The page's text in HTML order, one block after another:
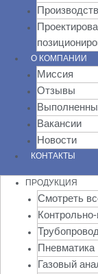
О КОМПАНИИ
Миссия
Отзывы
Вакансии
Новости
КОНТАКТЫ
ПРОДУКЦИЯ
Смотреть
Пневматика
Газовый